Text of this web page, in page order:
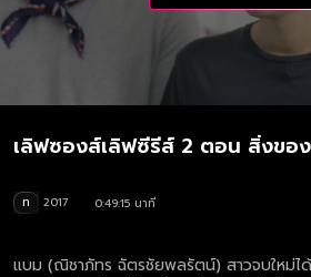
เลิฟซองส์เลิฟซีรีส์ 2 ตอน สิ่งขอ
ท 2017
0:49:15 นาที
แบม (ณิชาภัทร ฉัตรชัยพลรัตน์) สาวจบใหม่ได้